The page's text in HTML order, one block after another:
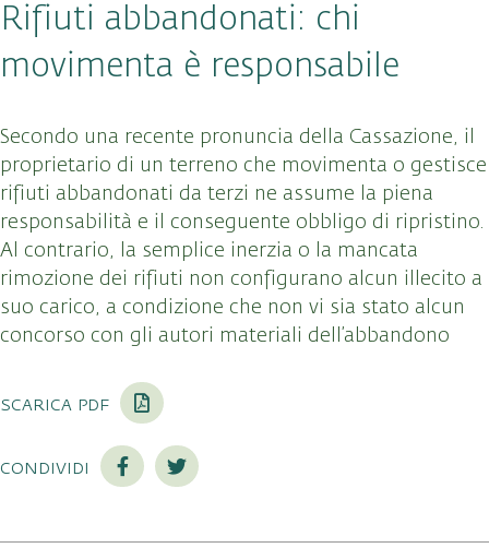
Rifiuti abbandonati: chi
movimenta è responsabile
Secondo una recente pronuncia della Cassazione, il
proprietario di un terreno che movimenta o gestisce
rifiuti abbandonati da terzi ne assume la piena
responsabilità e il conseguente obbligo di ripristino.
Al contrario, la semplice inerzia o la mancata
rimozione dei rifiuti non configurano alcun illecito a
suo carico, a condizione che non vi sia stato alcun
concorso con gli autori materiali dell’abbandono
scarica pdf
condividi